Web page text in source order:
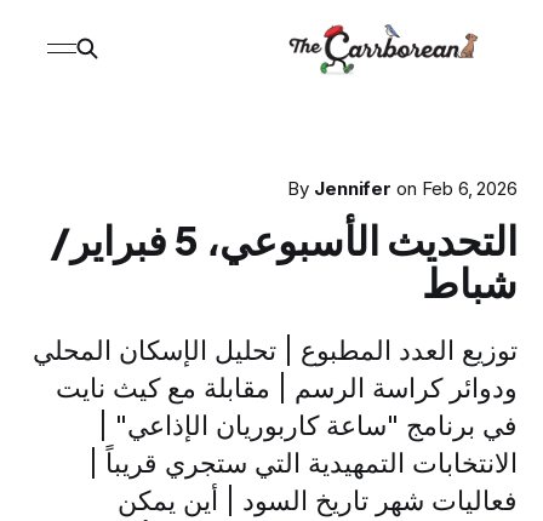
By Jennifer on Feb 6, 2026
التحديث الأسبوعي، 5 فبراير/
شباط
توزيع العدد المطبوع | تحليل الإسكان المحلي
ودوائر كراسة الرسم | مقابلة مع كيث نايت
في برنامج "ساعة كاربوريان الإذاعي" |
الانتخابات التمهيدية التي ستجري قريباً |
فعاليات شهر تاريخ السود | أين يمكن